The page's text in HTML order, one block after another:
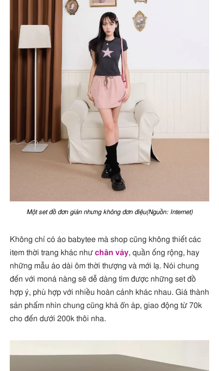
Một set đồ đơn giản nhưng không đơn điệu(Nguồn: Internet)
Không chỉ có áo babytee mà shop cũng không thiết các
item thời trang khác như chân váy, quần ống rộng, hay
những mẫu áo dài ôm thời thượng và mới lạ. Nói chung
đến với moná nàng sẽ dễ dàng tìm được những set đồ
hợp ý, phù hợp với nhiều hoàn cảnh khác nhau. Giá thành
sản phẩm nhìn chung cũng khá ổn áp, giao động từ 70k
cho đến dưới 200k thôi nha.